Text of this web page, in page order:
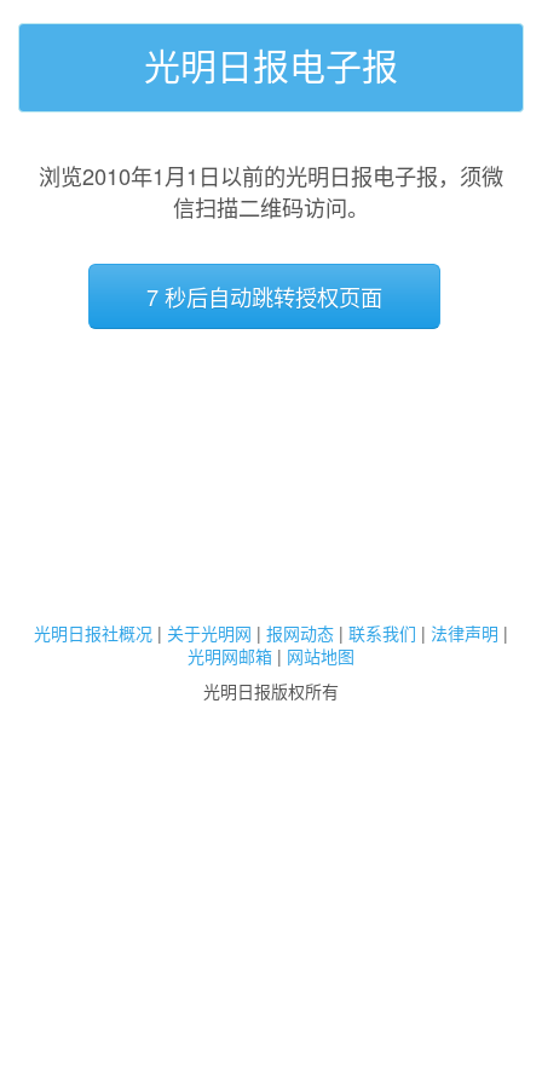
光明日报电子报
浏览2010年1月1日以前的光明日报电子报，须微
信扫描二维码访问。
7 秒后自动跳转授权页面
光明日报社概况 | 关于光明网 | 报网动态 | 联系我们 | 法律声明 |
光明网邮箱 | 网站地图
光明日报版权所有